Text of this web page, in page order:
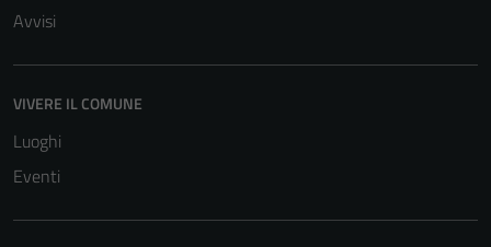
Avvisi
VIVERE IL COMUNE
Luoghi
Eventi
del sito e non
informazioni